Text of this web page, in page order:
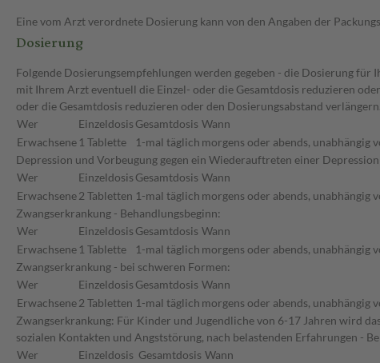
Eine vom Arzt verordnete Dosierung kann von den Angaben der
Dosierung
Folgende Dosierungsempfehlungen werden gegeben - die Dosierung
mit Ihrem Arzt eventuell die Einzel- oder die Gesamtdosis reduzieren
oder die Gesamtdosis reduzieren oder den Dosierungsabstand
Wer
Einzeldosis Gesamtdosis Wann
Erwachsene 1 Tablette 1-mal täglich morgens oder abends, unabhängig
Depression und Vorbeugung gegen ein Wiederauftreten einer
Wer
Einzeldosis Gesamtdosis Wann
Erwachsene2 Tabletten 1-mal täglich morgens oder abends, unabhängig
Zwangserkrankung - Behandlungsbeginn:
Wer
Einzeldosis Gesamtdosis Wann
Erwachsene 1 Tablette 1-mal täglich morgens oder abends, unabhängig
Zwangserkrankung - bei schweren Formen:
Wer
Einzeldosis Gesamtdosis Wann
Erwachsene2 Tabletten 1-mal täglich morgens oder abends, unabhängig
Zwangserkrankung: Für Kinder und Jugendliche von 6-17 Jahren wird
sozialen Kontakten und Angststörung, nach belastenden Erfahrungen -
Wer
Einzeldosis Gesamtdosis Wann